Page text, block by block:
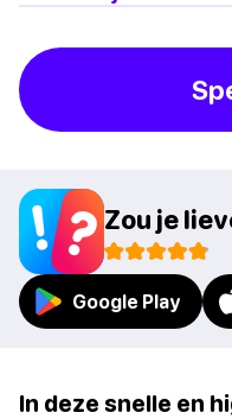
Zou je
Google Play
In deze snelle en